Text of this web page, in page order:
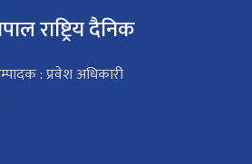
राष्ट्रिय दैनिक
: प्रवेश अधिकारी